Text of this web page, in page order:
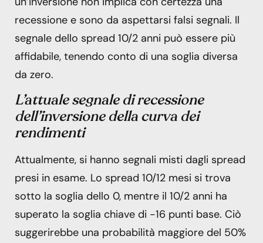
recessione e sono da aspettarsi falsi segnali. Il
segnale dello spread 10/2 anni può essere più
affidabile, tenendo conto di una soglia diversa
da zero.
L’attuale segnale di recessione
dell’inversione della curva dei
rendimenti
Attualmente, si hanno segnali misti dagli spread
presi in esame. Lo spread 10/12 mesi si trova
sotto la soglia dello 0, mentre il 10/2 anni ha
superato la soglia chiave di -16 punti base. Ciò
suggerirebbe una probabilità maggiore del 50%